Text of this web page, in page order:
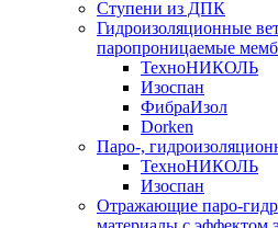
Ступени из ДПК
Гидроизоляционные
паропроницаемые
ТехноНИКОЛЬ
Изоспан
ФибраИзол
Dorken
Паро-,
ТехноНИКОЛЬ
Изоспан
Отражающие паро-